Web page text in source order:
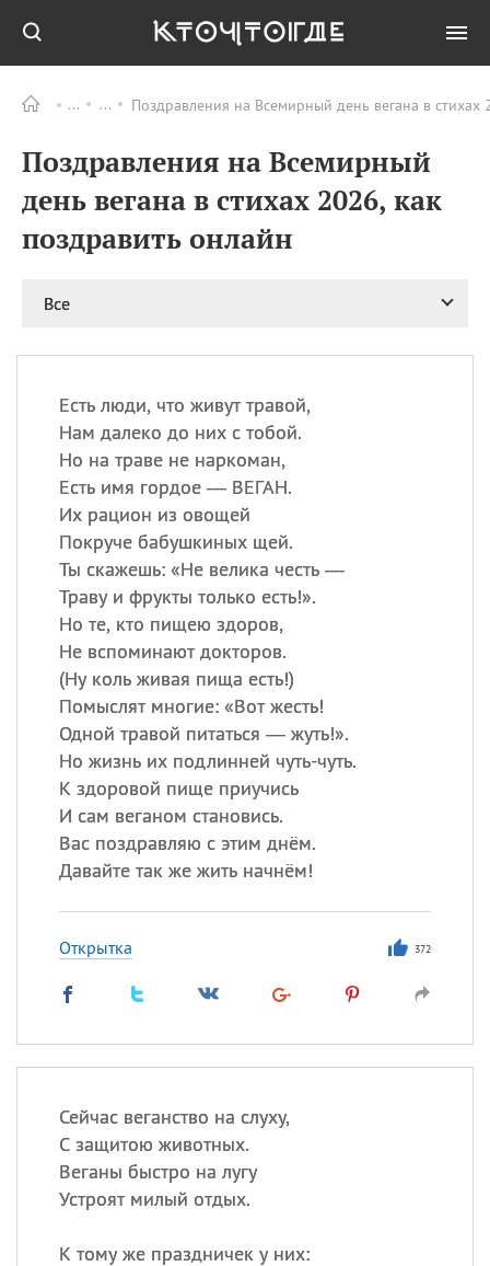
Поздравления на Всемирный день вегана в стихах
Поздравления на Всемирный
день вегана в стихах 2026, как
поздравить онлайн
Все
Есть люди, что живут травой,
Нам далеко до них с тобой.
Но на траве не наркоман,
Есть имя гордое — ВЕГАН.
Их рацион из овощей
Покруче бабушкиных щей.
Ты скажешь: «Не велика честь —
Траву и фрукты только есть!».
Но те, кто пищею здоров,
Не вспоминают докторов.
(Ну коль живая пища есть!)
Помыслят многие: «Вот жесть!
Одной травой питаться — жуть!».
Но жизнь их подлинней чуть-чуть.
К здоровой пище приучись
И сам веганом становись.
Вас поздравляю с этим днём.
Давайте так же жить начнём!
Открытка 372
Сейчас веганство на слуху,
С защитою животных.
Веганы быстро на лугу
Устроят милый отдых.
К тому же праздничек у них:
ПРАЗДНИКИ Все
11.08 Рождество святителя
Николая Чудотворца
11.08 День «мусорной еды»
11.08 День полета на
Военно‑воздушных сил
(День ВВС) РФ
ИМЕНА
Сегодня празднуют именины
Акакий,
Еще
Алена
Антонина
Посмотреть значение
происхождение